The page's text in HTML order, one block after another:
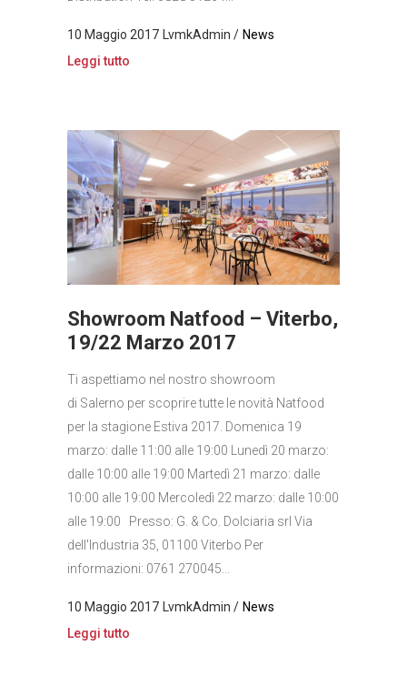
10 Maggio 2017 LvmkAdmin
News
Leggi tutto
Showroom Natfood – Viterbo,
19/22 Marzo 2017
Ti aspettiamo nel nostro showroom
di Salerno per scoprire tutte le novità Natfood
per la stagione Estiva 2017. Domenica 19
marzo: dalle 11:00 alle 19:00 Lunedì 20 marzo:
dalle 10:00 alle 19:00 Martedì 21 marzo: dalle
10:00 alle 19:00 Mercoledì 22 marzo: dalle 10:00
alle 19:00 Presso: G. & Co. Dolciaria srl Via
dell'Industria 35, 01100 Viterbo Per
informazioni: 0761 270045...
10 Maggio 2017 LvmkAdmin
News
Leggi tutto